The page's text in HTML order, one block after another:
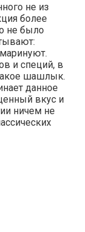
не из
более
не было
и специй, в
шашлык.
данное
вкус и
ничем не